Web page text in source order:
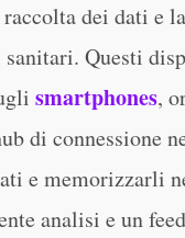
dei dati e
Questi
smartphones,
di connessione
e memorizzarli
analisi e un